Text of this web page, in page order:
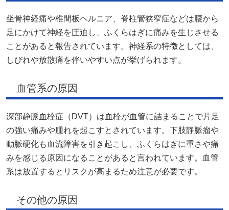
坐骨神経痛や椎間板ヘルニア、脊柱管狭窄症などは腰から
足にかけて神経を圧迫し、ふくらはぎに痛みを生じさせる
ことがあると報告されています。神経系の特徴としては、
しびれや放散痛を伴いやすい点が挙げられます。
血管系の原因
深部静脈血栓症（DVT）は血栓が血管に詰まることで片足
の強い痛みや腫れを起こすとされています。下肢静脈瘤や
動脈硬化も血流障害を引き起こし、ふくらはぎに重さや痛
みを感じる原因になることがあると言われています。血管
系は放置するとリスクが高まるため注意が必要です。
その他の原因